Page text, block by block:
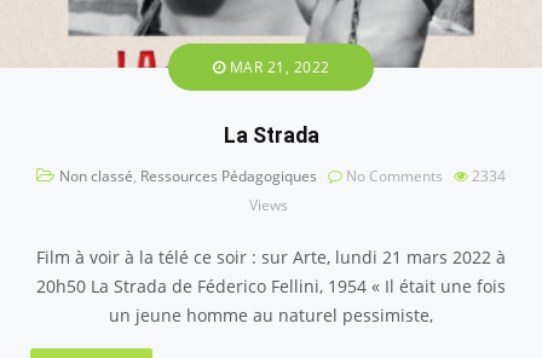
MAR 21, 2022
La Strada
Non classé, Ressources Pédagogiques No Comments
2334
Views
Film à voir à la télé ce soir : sur Arte, lundi 21 mars 2022 à
20h50 La Strada de Féderico Fellini, 1954 « Il était une fois
un jeune homme au naturel pessimiste,